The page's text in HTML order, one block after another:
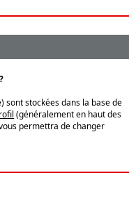
sont stockées dans la base de
(généralement en haut des
permettra de changer